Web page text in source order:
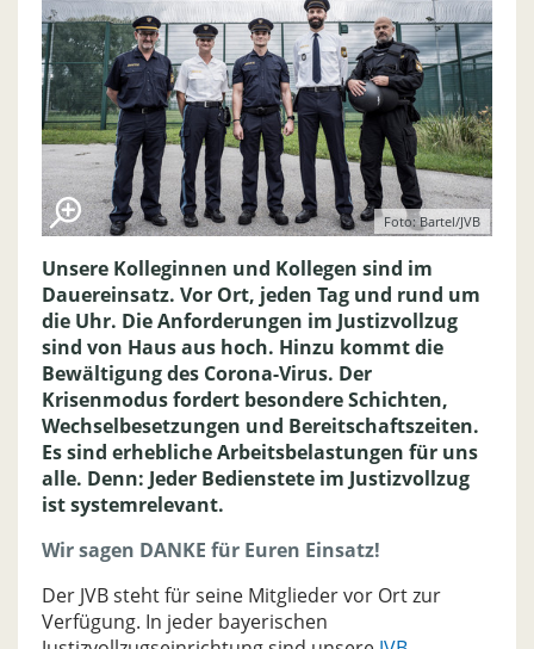
Foto: Bartel/JVB
Unsere Kolleginnen und Kollegen sind im
Dauereinsatz. Vor Ort, jeden Tag und rund um
die Uhr. Die Anforderungen im Justizvollzug
sind von Haus aus hoch. Hinzu kommt die
Bewältigung des Corona-Virus. Der
Krisenmodus fordert besondere Schichten,
Wechselbesetzungen und Bereitschaftszeiten.
Es sind erhebliche Arbeitsbelastungen für uns
alle. Denn: Jeder Bedienstete im Justizvollzug
ist systemrelevant.
Wir sagen DANKE für Euren Einsatz!
Der JVB steht für seine Mitglieder vor Ort zur
Verfügung. In jeder bayerischen